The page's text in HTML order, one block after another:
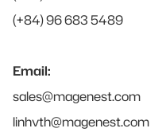
(+84) 96 683 5489
Email:
sales@magenest.com
linhvth@magenest.com